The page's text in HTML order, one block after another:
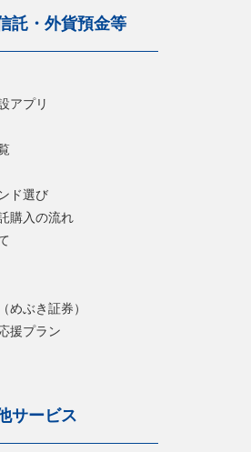
託・外貨預金等
アプリ
ド選び
購入の流れ
めぶき証券）
援プラン
サービス